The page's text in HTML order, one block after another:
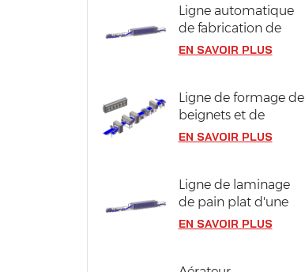
Ligne automatique
de fabrication de
pizzas avec système
EN SAVOIR PLUS
Ligne de formage de
beignets et de
berlines compacts
EN SAVOIR PLUS
Ligne de laminage
de pain plat d'une
largeur de pâte de
EN SAVOIR PLUS